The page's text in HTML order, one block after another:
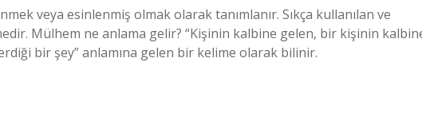
veya esinlenmiş olmak olarak tanımlanır. Sıkça kullanılan ve
Mülhem ne anlama gelir? “Kişinin kalbine gelen, bir kişinin
bir şey” anlamına gelen bir kelime olarak bilinir.